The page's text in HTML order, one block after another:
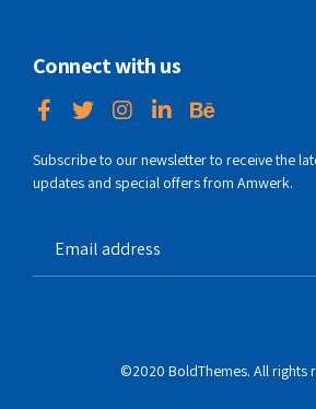
Connect with us
Subscribe to our newsletter to receive the
updates and special offers from Amwerk.
©2020 BoldThemes. All rights